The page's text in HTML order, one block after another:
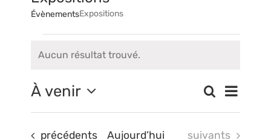
ÉvènementsExpositions
Notice
Aucun résultat trouvé.
Recherche
vues
Liste
À venir
Sélectionnez
Évènements
précédents Aujourd’hui Évènements
suivants